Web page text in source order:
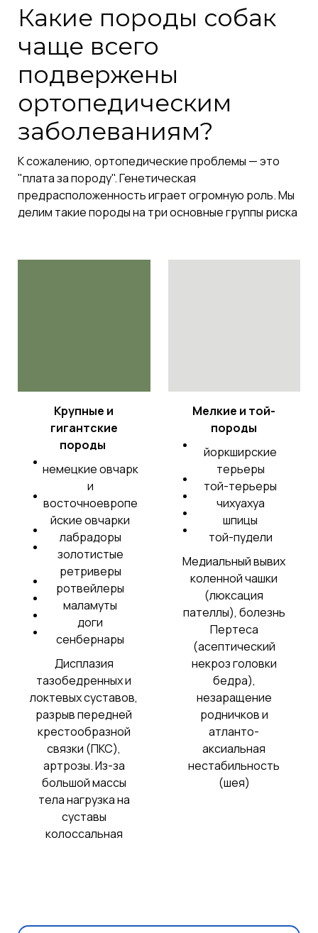
Какие породы собак
чаще всего
подвержены
ортопедическим
заболеваниям?
К сожалению, ортопедические проблемы — это
"плата за породу". Генетическая
предрасположенность играет огромную роль. Мы
делим такие породы на три основные группы риска
Крупные и
гигантские
породы
немецкие овчарк
и
восточноевропе
йские овчарки
лабрадоры
золотистые
ретриверы
ротвейлеры
маламуты
доги
сенбернары
Дисплазия
тазобедренных и
локтевых суставов,
разрыв передней
крестообразной
связки (ПКС),
артрозы. Из-за
большой массы
тела нагрузка на
суставы
колоссальная
Мелкие и той-
породы
йоркширские
терьеры
той-терьеры
чихуахуа
шпицы
той-пудели
Медиальный вывих
коленной чашки
(люксация
пателлы), болезнь
Пертеса
(асептический
некроз головки
бедра),
незаращение
родничков и
атланто-
аксиальная
нестабильность
(шея)